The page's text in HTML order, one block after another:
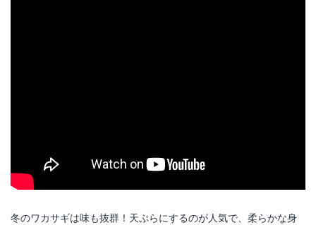
冬のワカサギは味も抜群！天ぷらにするのが人気で、柔らかな身